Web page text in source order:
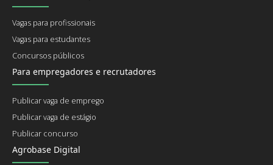
Vagas para profissionais
Vagas para estudantes
Concursos públicos
Para empregadores e recrutadores
Publicar vaga de emprego
Publicar vaga de estágio
Publicar concurso
Agrobase Digital